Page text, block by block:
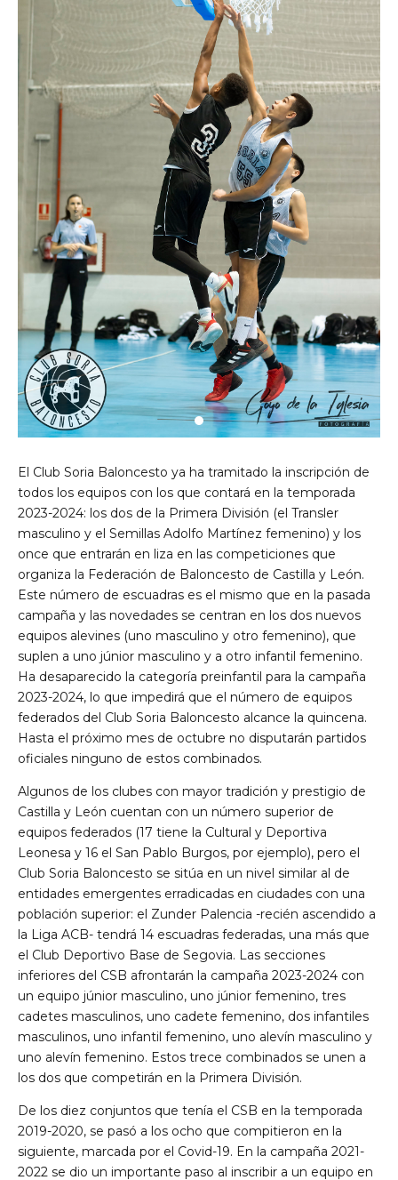
El Club Soria Baloncesto ya ha tramitado la inscripción de
todos los equipos con los que contará en la temporada
2023-2024: los dos de la Primera División (el Transler
masculino y el Semillas Adolfo Martínez femenino) y los
once que entrarán en liza en las competiciones que
organiza la Federación de Baloncesto de Castilla y León.
Este número de escuadras es el mismo que en la pasada
campaña y las novedades se centran en los dos nuevos
equipos alevines (uno masculino y otro femenino), que
suplen a uno júnior masculino y a otro infantil femenino.
Ha desaparecido la categoría preinfantil para la campaña
2023-2024, lo que impedirá que el número de equipos
federados del Club Soria Baloncesto alcance la quincena.
Hasta el próximo mes de octubre no disputarán partidos
oficiales ninguno de estos combinados.
Algunos de los clubes con mayor tradición y prestigio de
Castilla y León cuentan con un número superior de
equipos federados (17 tiene la Cultural y Deportiva
Leonesa y 16 el San Pablo Burgos, por ejemplo), pero el
Club Soria Baloncesto se sitúa en un nivel similar al de
entidades emergentes erradicadas en ciudades con una
población superior: el Zunder Palencia -recién ascendido a
la Liga ACB- tendrá 14 escuadras federadas, una más que
el Club Deportivo Base de Segovia. Las secciones
inferiores del CSB afrontarán la campaña 2023-2024 con
un equipo júnior masculino, uno júnior femenino, tres
cadetes masculinos, uno cadete femenino, dos infantiles
masculinos, uno infantil femenino, uno alevín masculino y
uno alevín femenino. Estos trece combinados se unen a
los dos que competirán en la Primera División.
De los diez conjuntos que tenía el CSB en la temporada
2019-2020, se pasó a los ocho que compitieron en la
siguiente, marcada por el Covid-19. En la campaña 2021-
2022 se dio un importante paso al inscribir a un equipo en